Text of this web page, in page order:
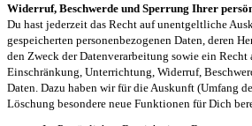
Widerruf, Beschwerde und Sperrung Ihrer
Du hast jederzeit das Recht auf unentgeltliche
gespeicherten personenbezogenen Daten, deren
den Zweck der Datenverarbeitung sowie ein
Einschränkung, Unterrichtung, Widerruf,
Daten. Dazu haben wir für die Auskunft (Umfang
Löschung besondere neue Funktionen für Dich